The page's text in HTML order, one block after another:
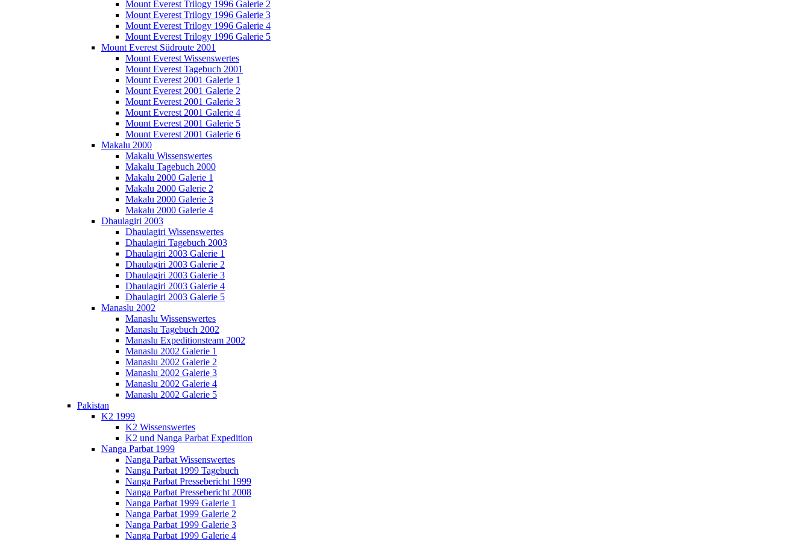
Mount Everest Trilogy 1996 Galerie 2
Mount Everest Trilogy 1996 Galerie 3
Mount Everest Trilogy 1996 Galerie 4
Mount Everest Trilogy 1996 Galerie 5
Mount Everest Südroute 2001
Mount Everest Wissenswertes
Mount Everest Tagebuch 2001
Mount Everest 2001 Galerie 1
Mount Everest 2001 Galerie 2
Mount Everest 2001 Galerie 3
Mount Everest 2001 Galerie 4
Mount Everest 2001 Galerie 5
Mount Everest 2001 Galerie 6
Makalu 2000
Makalu Wissenswertes
Makalu Tagebuch 2000
Makalu 2000 Galerie 1
Makalu 2000 Galerie 2
Makalu 2000 Galerie 3
Makalu 2000 Galerie 4
Dhaulagiri 2003
Dhaulagiri Wissenswertes
Dhaulagiri Tagebuch 2003
Dhaulagiri 2003 Galerie 1
Dhaulagiri 2003 Galerie 2
Dhaulagiri 2003 Galerie 3
Dhaulagiri 2003 Galerie 4
Dhaulagiri 2003 Galerie 5
Manaslu 2002
Manaslu Wissenswertes
Manaslu Tagebuch 2002
Manaslu Expeditionsteam 2002
Manaslu 2002 Galerie 1
Manaslu 2002 Galerie 2
Manaslu 2002 Galerie 3
Manaslu 2002 Galerie 4
Manaslu 2002 Galerie 5
Pakistan
K2 1999
K2 Wissenswertes
K2 und Nanga Parbat Expedition
Nanga Parbat 1999
Nanga Parbat Wissenswertes
Nanga Parbat 1999 Tagebuch
Nanga Parbat Pressebericht 1999
Nanga Parbat Pressebericht 2008
Nanga Parbat 1999 Galerie 1
Nanga Parbat 1999 Galerie 2
Nanga Parbat 1999 Galerie 3
Nanga Parbat 1999 Galerie 4